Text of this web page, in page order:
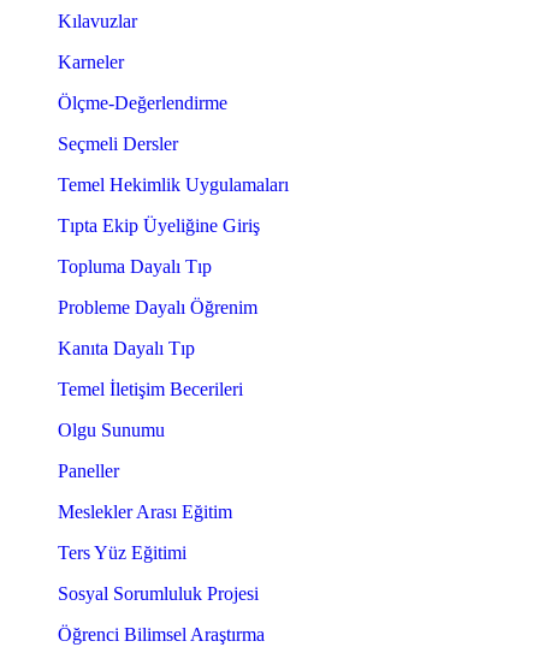
Kılavuzlar
Karneler
Ölçme-Değerlendirme
Seçmeli Dersler
Temel Hekimlik Uygulamaları
Tıpta Ekip Üyeliğine Giriş
Topluma Dayalı Tıp
Probleme Dayalı Öğrenim
Kanıta Dayalı Tıp
Temel İletişim Becerileri
Olgu Sunumu
Paneller
Meslekler Arası Eğitim
Ters Yüz Eğitimi
Sosyal Sorumluluk Projesi
Öğrenci Bilimsel Araştırma